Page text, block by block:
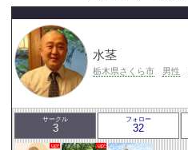
水茎
栃木県さくら市 男性
サークル
3
フォロー
32